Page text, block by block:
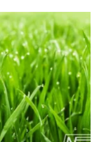
Toevoegen
aan
verlanglijst